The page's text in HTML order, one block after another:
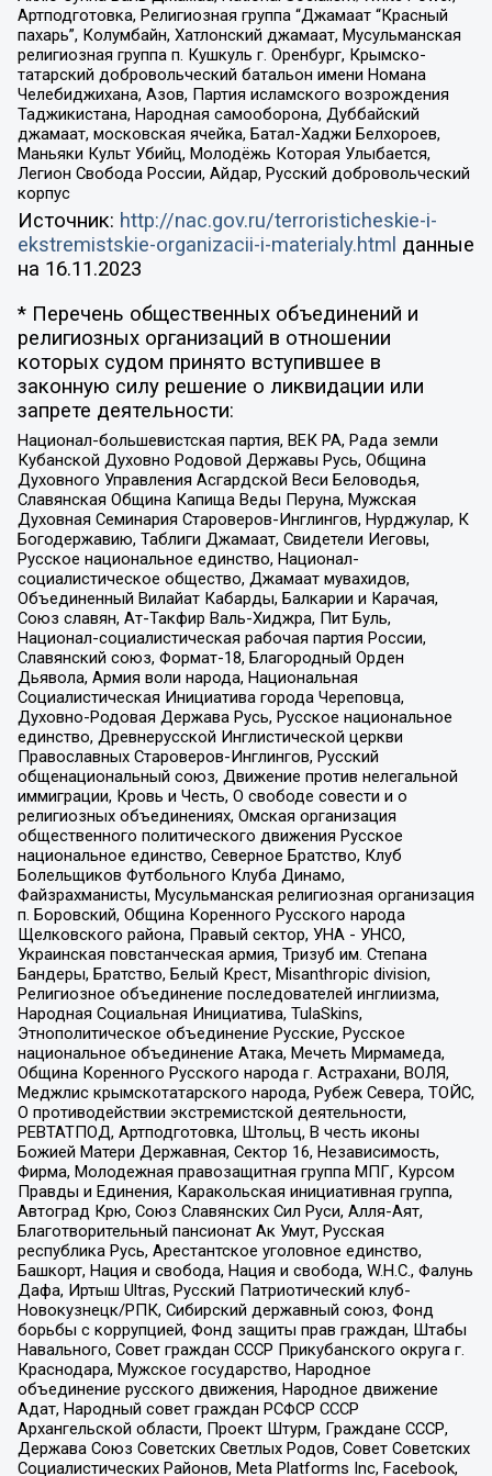
Артподготовка, Религиозная группа “Джамаат “Красный
пахарь”, Колумбайн, Хатлонский джамаат, Мусульманская
религиозная группа п. Кушкуль г. Оренбург, Крымско-
татарский добровольческий батальон имени Номана
Челебиджихана, Азов, Партия исламского возрождения
Таджикистана, Народная самооборона, Дуббайский
джамаат, московская ячейка, Батал-Хаджи Белхороев,
Маньяки Культ Убийц, Молодёжь Которая Улыбается,
Легион Свобода России, Айдар, Русский добровольческий
корпус
Источник: http://nac.gov.ru/terroristicheskie-i-
ekstremistskie-organizacii-i-materialy.html данные
на 16.11.2023
* Перечень общественных объединений и
религиозных организаций в отношении
которых судом принято вступившее в
законную силу решение о ликвидации или
запрете деятельности:
Национал-большевистская партия, ВЕК РА, Рада земли
Кубанской Духовно Родовой Державы Русь, Община
Духовного Управления Асгардской Веси Беловодья,
Славянская Община Капища Веды Перуна, Мужская
Духовная Семинария Староверов-Инглингов, Нурджулар, К
Богодержавию, Таблиги Джамаат, Свидетели Иеговы,
Русское национальное единство, Национал-
социалистическое общество, Джамаат мувахидов,
Объединенный Вилайат Кабарды, Балкарии и Карачая,
Союз славян, Ат-Такфир Валь-Хиджра, Пит Буль,
Национал-социалистическая рабочая партия России,
Славянский союз, Формат-18, Благородный Орден
Дьявола, Армия воли народа, Национальная
Социалистическая Инициатива города Череповца,
Духовно-Родовая Держава Русь, Русское национальное
единство, Древнерусской Инглистической церкви
Православных Староверов-Инглингов, Русский
общенациональный союз, Движение против нелегальной
иммиграции, Кровь и Честь, О свободе совести и о
религиозных объединениях, Омская организация
общественного политического движения Русское
национальное единство, Северное Братство, Клуб
Болельщиков Футбольного Клуба Динамо,
Файзрахманисты, Мусульманская религиозная организация
п. Боровский, Община Коренного Русского народа
Щелковского района, Правый сектор, УНА - УНСО,
Украинская повстанческая армия, Тризуб им. Степана
Бандеры, Братство, Белый Крест, Misanthropic division,
Религиозное объединение последователей инглиизма,
Народная Социальная Инициатива, TulaSkins,
Этнополитическое объединение Русские, Русское
национальное объединение Атака, Мечеть Мирмамеда,
Община Коренного Русского народа г. Астрахани, ВОЛЯ,
Меджлис крымскотатарского народа, Рубеж Севера, ТОЙС,
О противодействии экстремистской деятельности,
РЕВТАТПОД, Артподготовка, Штольц, В честь иконы
Божией Матери Державная, Сектор 16, Независимость,
Фирма, Молодежная правозащитная группа МПГ, Курсом
Правды и Единения, Каракольская инициативная группа,
Автоград Крю, Союз Славянских Сил Руси, Алля-Аят,
Благотворительный пансионат Ак Умут, Русская
республика Русь, Арестантское уголовное единство,
Башкорт, Нация и свобода, Нация и свобода, W.H.С., Фалунь
Дафа, Иртыш Ultras, Русский Патриотический клуб-
Новокузнецк/РПК, Сибирский державный союз, Фонд
борьбы с коррупцией, Фонд защиты прав граждан, Штабы
Навального, Совет граждан СССР Прикубанского округа г.
Краснодара, Мужское государство, Народное
объединение русского движения, Народное движение
Адат, Народный совет граждан РСФСР СССР
Архангельской области, Проект Штурм, Граждане СССР,
Держава Союз Советских Светлых Родов, Совет Советских
Социалистических Районов, Meta Platforms Inc, Facebook,